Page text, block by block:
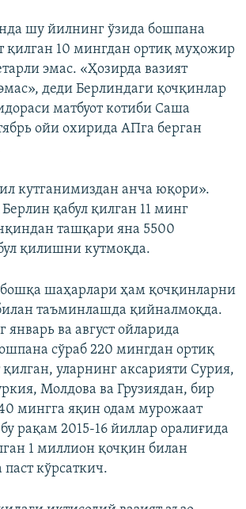
шу йилнинг ўзида бошпана
қилган 10 мингдан ортиқ муҳожир
эмас. «Ҳозирда вазият
деди Берлиндаги қочқинлар
матбуот котиби Саша
ойи охирида АПга берган
кутганимиздан анча юқори».
қабул қилган 11 минг
ташқари яна 5500
қилишни кутмоқда.
шаҳарлари ҳам қочқинларни
таъминлашда қийналмоқда.
ва август ойларида
сўраб 220 мингдан ортиқ
уларнинг аксарияти Сурия,
Молдова ва Грузиядан, бир
мингга яқин одам мурожаат
рақам 2015-16 йиллар оралиғида
1 миллион қочқин билан
кўрсаткич.